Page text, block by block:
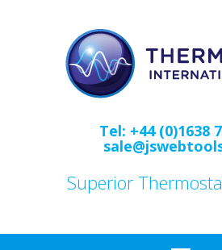
Tel: +44 (0)1638
Superior